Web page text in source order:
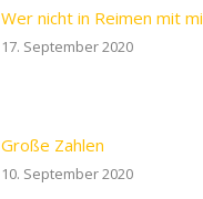
Wer nicht in Reimen mit
17. September 2020
Große Zahlen
10. September 2020